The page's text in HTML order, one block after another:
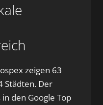
zeigen 63
Städten. Der
den Google Top